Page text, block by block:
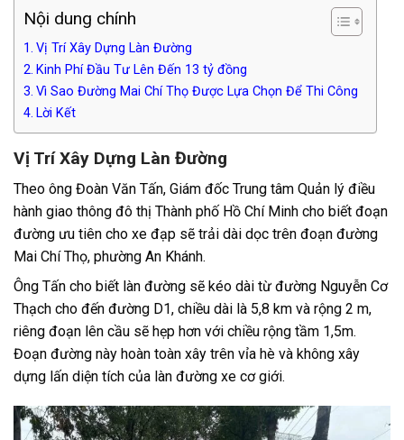
Nội dung chính
Vị Trí Xây Dựng Làn Đường
Kinh Phí Đầu Tư Lên Đến 13 tỷ đồng
Vì Sao Đường Mai Chí Thọ Được Lựa Chọn Để Thi Công
Lời Kết
Vị Trí Xây Dựng Làn Đường
Theo ông Đoàn Văn Tấn, Giám đốc Trung tâm Quản lý điều
hành giao thông đô thị Thành phố Hồ Chí Minh cho biết đoạn
đường ưu tiên cho xe đạp sẽ trải dài dọc trên đoạn đường
Mai Chí Thọ, phường An Khánh.
Ông Tấn cho biết làn đường sẽ kéo dài từ đường Nguyễn Cơ
Thạch cho đến đường D1, chiều dài là 5,8 km và rộng 2 m,
riêng đoạn lên cầu sẽ hẹp hơn với chiều rộng tầm 1,5m.
Đoạn đường này hoàn toàn xây trên vỉa hè và không xây
dựng lấn diện tích của làn đường xe cơ giới.